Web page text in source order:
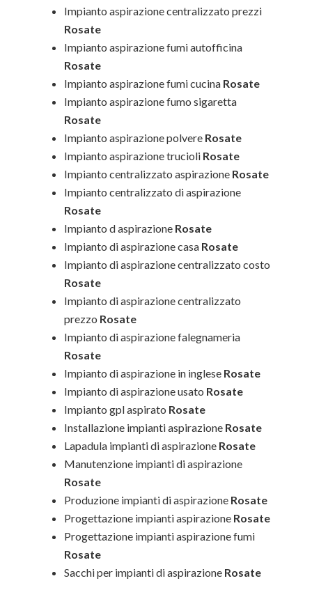
Impianto aspirazione centralizzato prezzi
Rosate
Impianto aspirazione fumi autofficina
Rosate
Impianto aspirazione fumi cucina Rosate
Impianto aspirazione fumo sigaretta
Rosate
Impianto aspirazione polvere Rosate
Impianto aspirazione trucioli Rosate
Impianto centralizzato aspirazione Rosate
Impianto centralizzato di aspirazione
Rosate
Impianto d aspirazione Rosate
Impianto di aspirazione casa Rosate
Impianto di aspirazione centralizzato costo
Rosate
Impianto di aspirazione centralizzato
prezzo Rosate
Impianto di aspirazione falegnameria
Rosate
Impianto di aspirazione in inglese Rosate
Impianto di aspirazione usato Rosate
Impianto gpl aspirato Rosate
Installazione impianti aspirazione Rosate
Lapadula impianti di aspirazione Rosate
Manutenzione impianti di aspirazione
Rosate
Produzione impianti di aspirazione Rosate
Progettazione impianti aspirazione Rosate
Progettazione impianti aspirazione fumi
Rosate
Sacchi per impianti di aspirazione Rosate